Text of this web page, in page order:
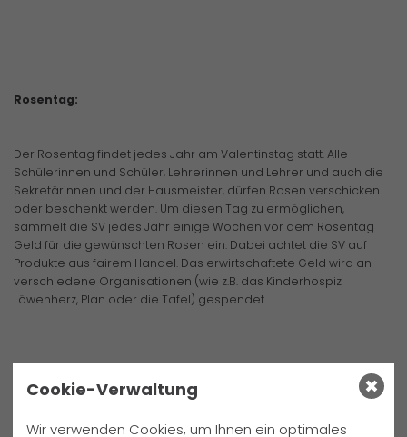
Rosentag:
Der Rosentag findet jedes Jahr am Valentinstag statt. Alle
Schülerinnen und Schüler, Lehrerinnen und Lehrer und auch die
Sekretärinnen und der Hausmeister, dürfen Rosen verschicken
oder beschenkt werden. Um diesen Tag zu ermöglichen,
sammelt die SV jedes Jahr einige Wochen vor dem Rosentag
Geld für die gewünschten Rosen ein. Dabei achtet die SV auf
Produkte aus fairem Handel. Das erwirtschaftete Geld wird an
verschiedene Organisationen (wie z.B. das Kinderhospiz
Löwenherz, Plan oder die Tafel) gespendet.
Cookie-Verwaltung
Wir verwenden Cookies, um Ihnen ein optimales